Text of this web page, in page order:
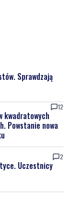
Sprawdzają
12
kwadratowych
Powstanie nowa
2
Uczestnicy